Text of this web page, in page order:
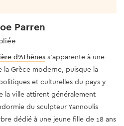
Parren
d'Athènes s'apparente à une
Grèce moderne, puisque la
et culturelles du pays y
la ville attirent généralement
du sculpteur Yannoulis
dédié à une jeune fille de 18 ans